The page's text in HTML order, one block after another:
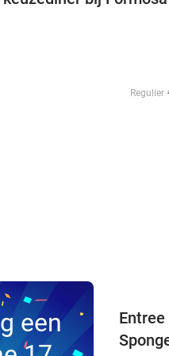
Regulier
een
Entree